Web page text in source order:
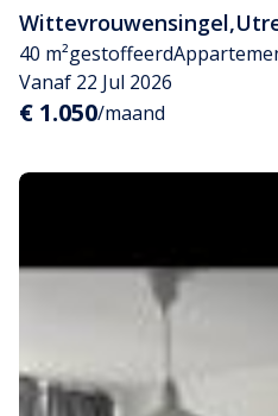
Wittevrouwensingel,
40 m²gestoffeerd
Vanaf 22 Jul 2026
€ 1.050/maand